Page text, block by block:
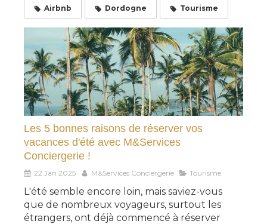
Airbnb Dordogne Tourisme
Les 5 bonnes raisons de réserver vos
vacances d'été avec M&Services
Conciergerie !
22 Jan 2025 M&Services Conciergerie Tourisme
L'été semble encore loin, mais saviez-vous
que de nombreux voyageurs, surtout les
étrangers, ont déjà commencé à réserver